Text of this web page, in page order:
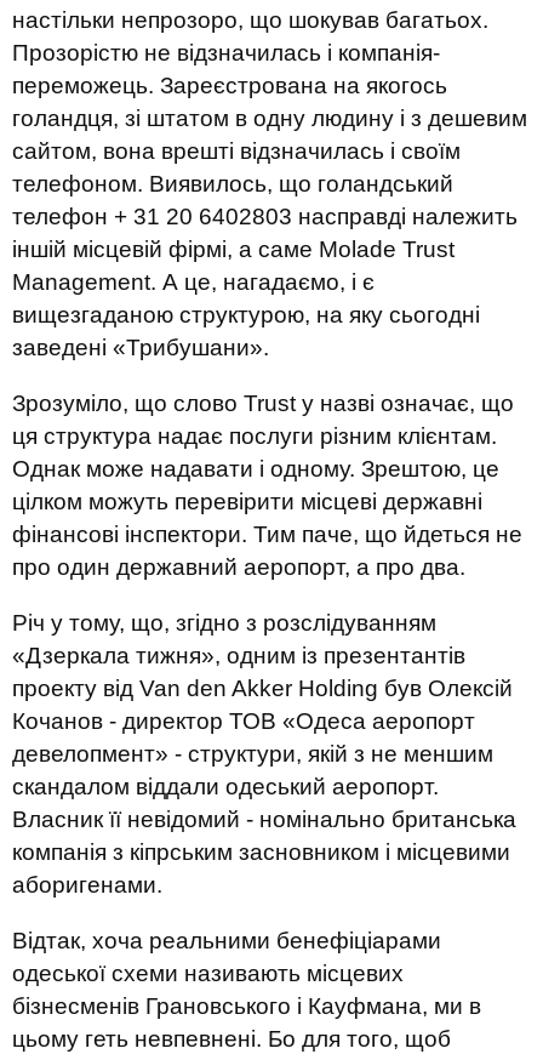
настільки непрозоро, що шокував багатьох.
Прозорістю не відзначилась і компанія-
переможець. Зареєстрована на якогось
голандця, зі штатом в одну людину і з дешевим
сайтом, вона врешті відзначилась і своїм
телефоном. Виявилось, що голандський
телефон + 31 20 6402803 насправді належить
іншій місцевій фірмі, а саме Molade Trust
Management. А це, нагадаємо, і є
вищезгаданою структурою, на яку сьогодні
заведені «Трибушани».
Зрозуміло, що слово Trust у назві означає, що
ця структура надає послуги різним клієнтам.
Однак може надавати і одному. Зрештою, це
цілком можуть перевірити місцеві державні
фінансові інспектори. Тим паче, що йдеться не
про один державний аеропорт, а про два.
Річ у тому, що, згідно з розслідуванням
«Дзеркала тижня», одним із презентантів
проекту від Van den Akker Holding був Олексій
Кочанов - директор ТОВ «Одеса аеропорт
девелопмент» - структури, якій з не меншим
скандалом віддали одеський аеропорт.
Власник її невідомий - номінально британська
компанія з кіпрським засновником і місцевими
аборигенами.
Відтак, хоча реальними бенефіціарами
одеської схеми називають місцевих
бізнесменів Грановського і Кауфмана, ми в
цьому геть невпевнені. Бо для того, щоб